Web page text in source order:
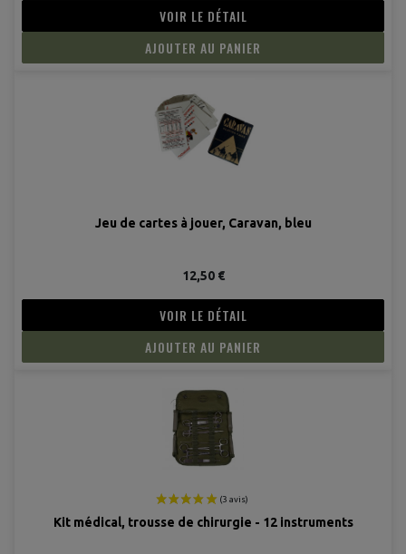
VOIR LE DÉTAIL
AJOUTER AU PANIER
Jeu de cartes à jouer, Caravan, bleu
12,50 €
VOIR LE DÉTAIL
AJOUTER AU PANIER
Kit médical, trousse de chirurgie - 12 instruments